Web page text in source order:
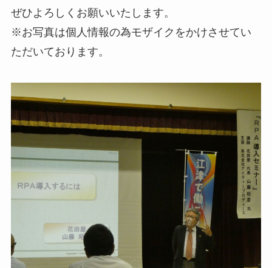
ぜひよろしくお願いいたします。
※お写真は個人情報の為モザイクをかけさせてい
ただいております。